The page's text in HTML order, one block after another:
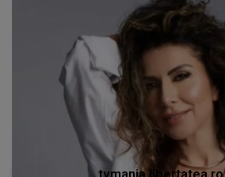
tvmania.libertatea.ro